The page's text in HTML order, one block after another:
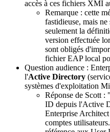
accès à ces fichiers XMI
Remarque : cette
fastidieuse, mais
seulement la
version effectuée
sont obligés
fichier EAP local
Question audience :
l'Active Directory (
systèmes d'exploitation
Réponse de Scott :
ID depuis l'Active
Enterprise
comptes